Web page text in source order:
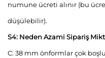
numune ücreti alınır (bu
düşülebilir).
S4: Neden Azami Sipariş
C: 38 mm önformlar çok